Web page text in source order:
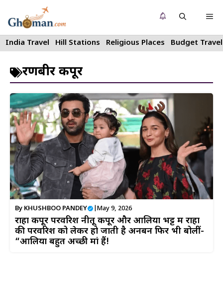
to
content
India Travel Hill Stations Religious Places Budget Travel
रणबीर कपूर
By KHUSHBOO PANDEY May 9, 2026
राहा कपूर परवरिश नीतू कपूर और आलिया भट्ट में राहा
की परवरिश को लेकर हो जाती है अनबन फिर भी बोलीं-
“आलिया बहुत अच्छी मां हैं!